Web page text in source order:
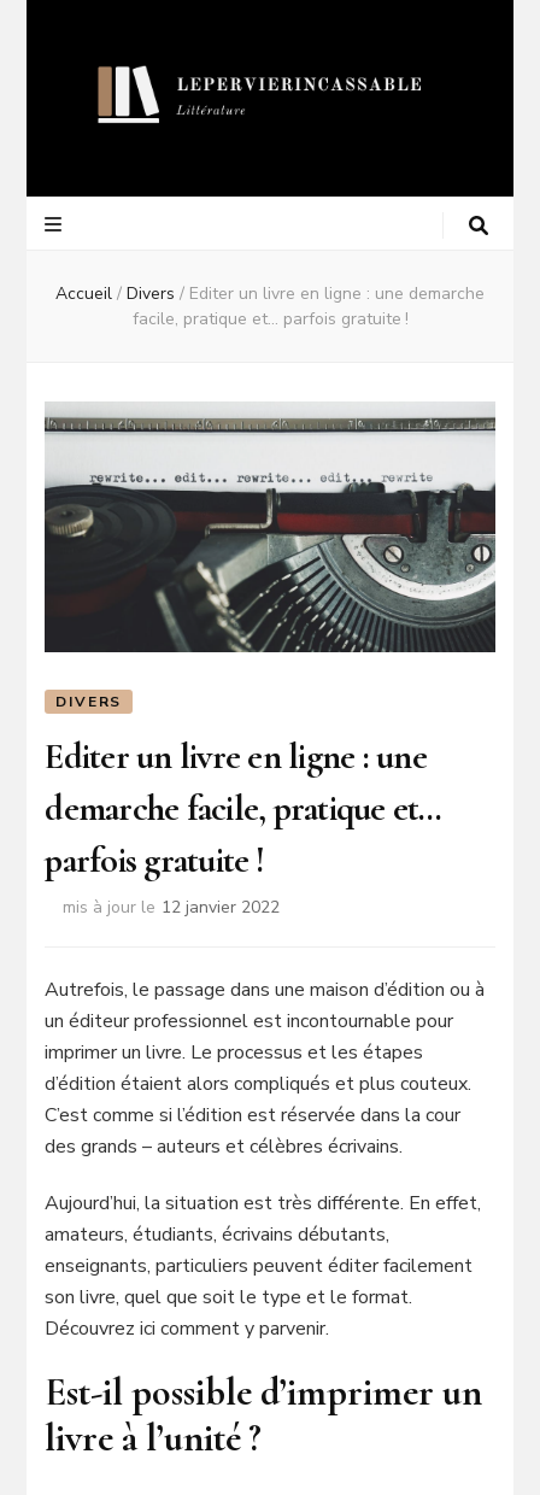
Accueil / Divers / Editer un livre en ligne : une demarche
facile, pratique et… parfois gratuite !
DIVERS
Editer un livre en ligne : une
demarche facile, pratique et…
parfois gratuite !
mis à jour le 12 janvier 2022
Autrefois, le passage dans une maison d’édition ou à
un éditeur professionnel est incontournable pour
imprimer un livre. Le processus et les étapes
d’édition étaient alors compliqués et plus couteux.
C’est comme si l’édition est réservée dans la cour
des grands – auteurs et célèbres écrivains.
Aujourd’hui, la situation est très différente. En effet,
amateurs, étudiants, écrivains débutants,
enseignants, particuliers peuvent éditer facilement
son livre, quel que soit le type et le format.
Découvrez ici comment y parvenir.
Est-il possible d’imprimer un
livre à l’unité ?